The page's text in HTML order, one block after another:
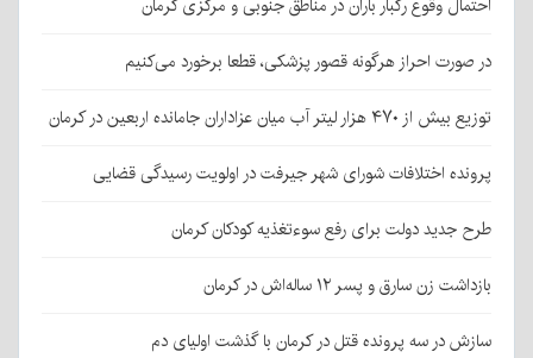
احتمال وقوع رگبار باران در مناطق جنوبی و مرکزی کرمان
در صورت احراز هرگونه قصور پزشکی، قطعا برخورد می‌کنیم
توزیع بیش از ۴۷۰ هزار لیتر آب میان عزاداران جامانده اربعین در کرمان
پرونده اختلافات شورای شهر جیرفت در اولویت رسیدگی قضایی
طرح جدید دولت برای رفع سوءتغذیه کودکان کرمان
بازداشت زن سارق و پسر ۱۲ ساله‌اش در کرمان
سازش در سه پرونده قتل در کرمان با گذشت اولیای دم